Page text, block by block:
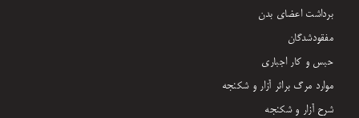
برداشت اعضای بدن
مفقودشدگان
حبس و کار اجباری
موارد مرگ براثر آزار و شکنجه
شرح آزار و شکنجه